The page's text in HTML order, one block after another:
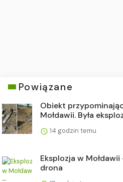
Powiązane
Obiekt
Mołdawii. Była
14 godzin temu
Eksplozja w
drona